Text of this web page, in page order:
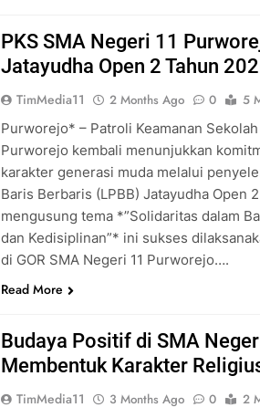
PKS SMA Negeri 11
Jatayudha Open 2 Tahun
TimMedia11 2 Months Ago 0
5
Purworejo* – Patroli Keamanan Sekolah
Purworejo kembali menunjukkan
karakter generasi muda melalui
Baris Berbaris (LPBB) Jatayudha Open
mengusung tema *”Solidaritas dalam
dan Kedisiplinan”* ini sukses
di GOR SMA Negeri 11 Purworejo….
Read More
Budaya Positif di SMA
Membentuk Karakter
TimMedia11 3 Months Ago 0
2